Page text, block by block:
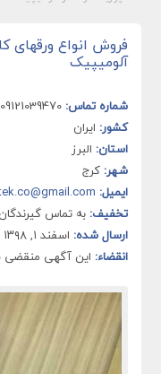
فروش انواع ورقهای
آلومیپیک
شماره تماس: 09121039470
کشور: ایران
استان: البرز
شهر: کرج
ایمیل:
تخفیف: به تماس
ارسال شده: اسفند ۱, ۱۳۹۸ ۸:۱۰ بعد از ظهر
انقضاء: این آگهی